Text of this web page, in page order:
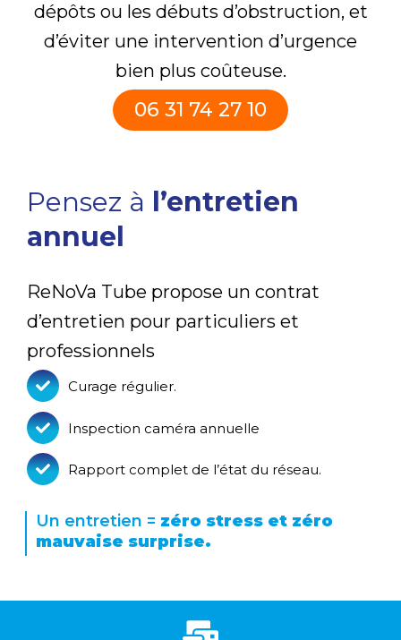
dépôts ou les débuts d’obstruction, et
d’éviter une intervention d’urgence
bien plus coûteuse.
06 31 74 27 10
Pensez à l’entretien
annuel
ReNoVa Tube propose un contrat
d’entretien pour particuliers et
professionnels
Curage régulier.
Inspection caméra annuelle
Rapport complet de l’état du réseau.
Un entretien = zéro stress et zéro
mauvaise surprise.